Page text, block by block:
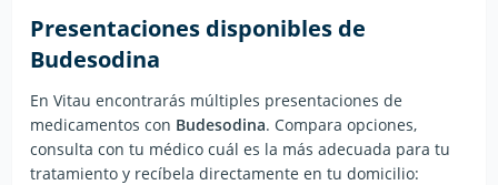
Presentaciones disponibles de
Budesodina
En Vitau encontrarás múltiples presentaciones de
medicamentos con Budesodina. Compara opciones,
consulta con tu médico cuál es la más adecuada para tu
tratamiento y recíbela directamente en tu domicilio: